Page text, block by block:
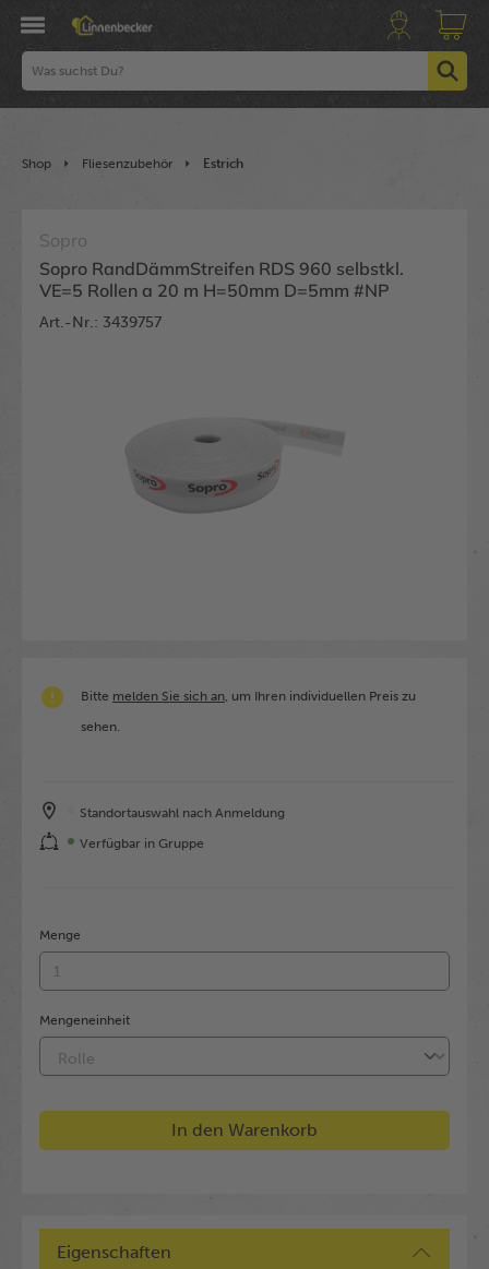
Shop Fliesenzubehör Estrich
Sopro
Sopro RandDämmStreifen RDS 960 selbstkl.
VE=5 Rollen a 20 m H=50mm D=5mm #NP
Art.-Nr.: 3439757
Bitte melden Sie sich an, um Ihren individuellen Preis zu
sehen.
Standortauswahl nach Anmeldung
Verfügbar in Gruppe
Menge
Mengeneinheit
In den Warenkorb
Eigenschaften